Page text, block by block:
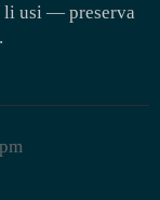
li usi — preserva